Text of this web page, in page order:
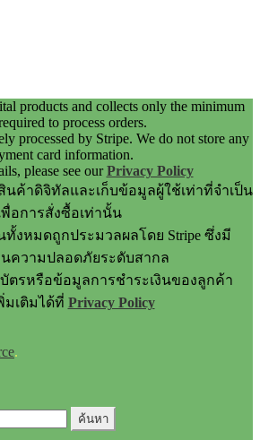
products and collects only the minimum
to process orders.
processed by Stripe. We do not store any
card information.
please see ourPrivacy Policy
สินค้าดิจิทัลและเก็บข้อมูลผู้ใช้เท่าที่จำเป็น
พื่อการสั่งซื้อเท่านั้น
ทั้งหมดถูกประมวลผลโดย Stripe ซึ่งมี
ความปลอดภัยระดับสากล
ตรหรือข้อมูลการชำระเงินของลูกค้า
มเติมได้ที่ Privacy Policy
.
ค้นหา